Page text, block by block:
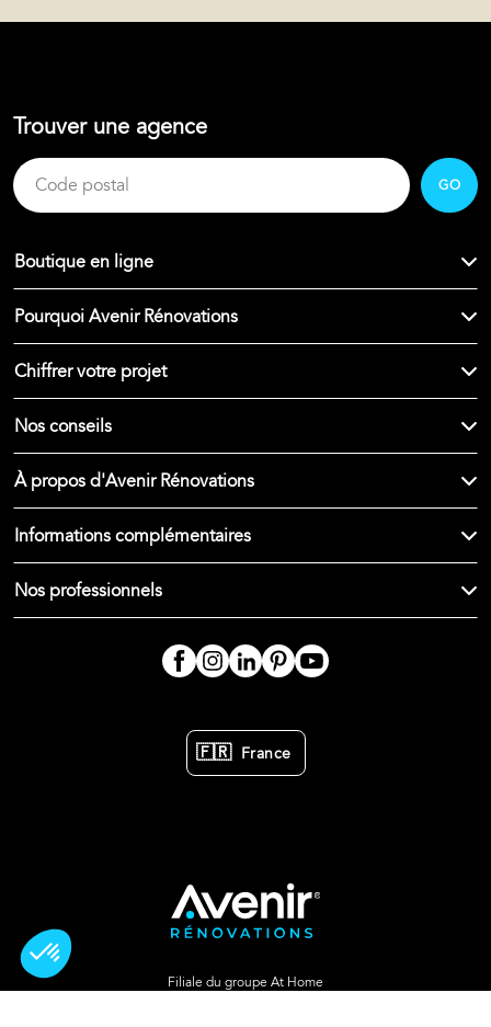
Trouver une agence
GO
Boutique en ligne
Pourquoi Avenir Rénovations
Chiffrer votre projet
Nos conseils
À propos d'Avenir Rénovations
Informations complémentaires
Nos professionnels
🇫🇷 France
Filiale du groupe At Home